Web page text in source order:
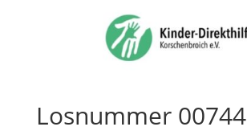
Losnummer 00744